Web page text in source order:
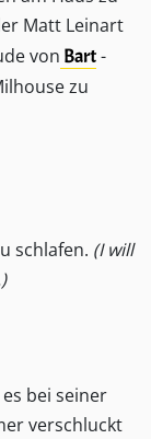
Matt Leinart
von Bart-
zu
schlafen. (I will
bei seiner
verschluckt